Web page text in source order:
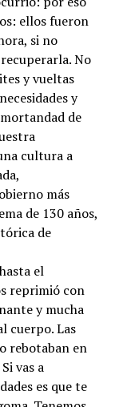
ellos fueron
si no
No
y vueltas
y
de
cultura a
más
de 130 años,
de
el
reprimió con
y mucha
cuerpo. Las
rebotaban en
vas a
es que te